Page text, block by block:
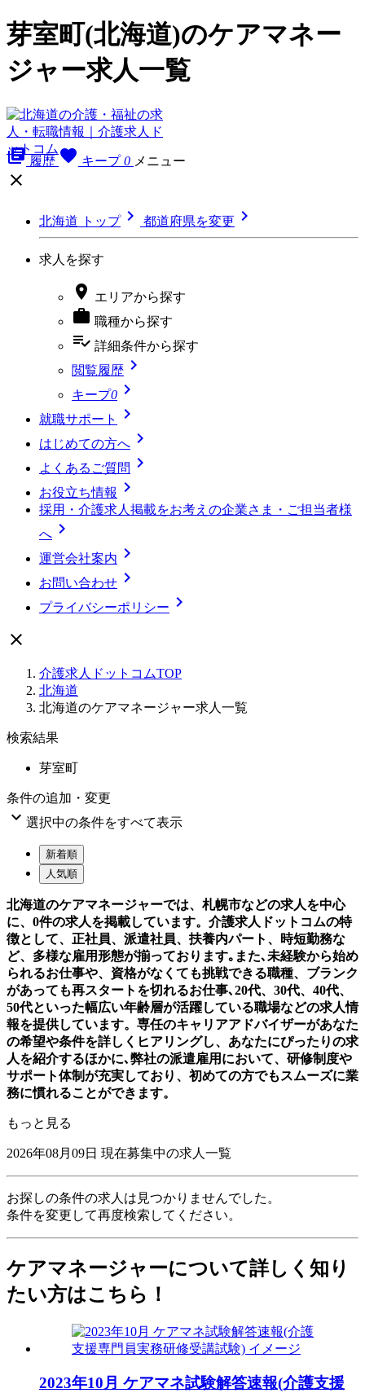
芽室町(北海道)のケアマネー
ジャー求人一覧
library_books 履歴 favorite キープ 0 メニュー

北海道 トップ 都道府県を変更 
求人を探す
 エリアから探す
 職種から探す
playlist_add_check 詳細条件から探す
閲覧履歴 
キープ0 
就職サポート 
はじめての方へ 
よくあるご質問 
お役立ち情報 
採用・介護求人掲載をお考えの企業さま・ご担当者様
へ 
運営会社案内 
お問い合わせ 
プライバシーポリシー 

介護求人ドットコムTOP
北海道
北海道のケアマネージャー求人一覧
検索結果
芽室町
条件の追加・変更
 選択中の条件をすべて表示
新着順
人気順
北海道のケアマネージャーでは、札幌市などの求人を中心
に、0件の求人を掲載しています。介護求人ドットコムの特
徴として、正社員、派遣社員、扶養内パート、時短勤務な
ど、多様な雇用形態が揃っております｡また､未経験から始め
られるお仕事や、資格がなくても挑戦できる職種、ブランク
があっても再スタートを切れるお仕事､20代、30代、40代、
50代といった幅広い年齢層が活躍している職場などの求人情
報を提供しています。専任のキャリアアドバイザーがあなた
の希望や条件を詳しくヒアリングし、あなたにぴったりの求
人を紹介するほかに､弊社の派遣雇用において、研修制度や
サポート体制が充実しており、初めての方でもスムーズに業
務に慣れることができます。
もっと見る
2026年08月09日 現在募集中の求人一覧
お探しの条件の求人は見つかりませんでした。
条件を変更して再度検索してください。
ケアマネージャーについて詳しく知り
たい方はこちら！
2023年10月 ケアマネ試験解答速報(介護支援